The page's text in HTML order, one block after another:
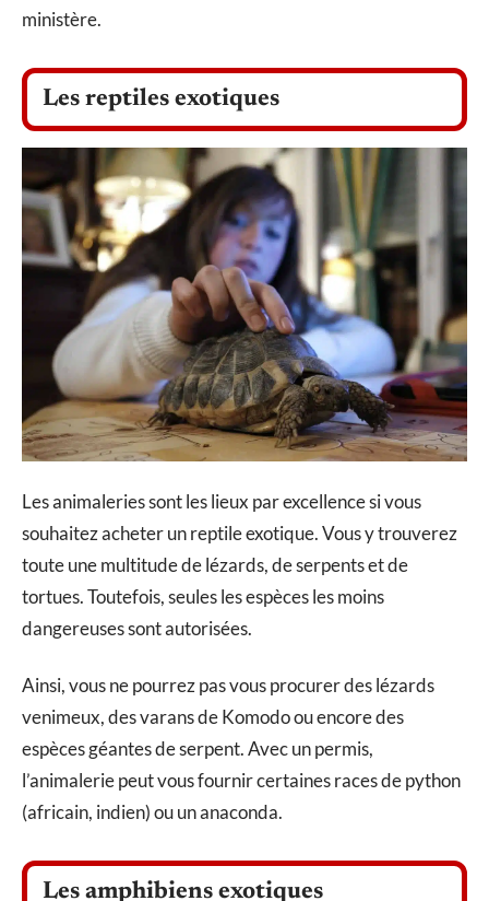
ministère.
Les reptiles exotiques
Les animaleries sont les lieux par excellence si vous
souhaitez acheter un reptile exotique. Vous y trouverez
toute une multitude de lézards, de serpents et de
tortues. Toutefois, seules les espèces les moins
dangereuses sont autorisées.
Ainsi, vous ne pourrez pas vous procurer des lézards
venimeux, des varans de Komodo ou encore des
espèces géantes de serpent. Avec un permis,
l’animalerie peut vous fournir certaines races de python
(africain, indien) ou un anaconda.
Les amphibiens exotiques